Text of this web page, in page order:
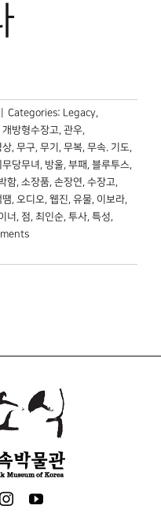
Categories: Legacy,
개방형수장고, 관우,
상, 무구, 무기 , 무복, 무속. 기도,
무당무녀 , 방울, 부패 , 블루투스,
함, 소장품, 손장연, 수장고,
땜, 오디오, 웹진, 유물, 이보라,
너 , 점, 최인순, 투사, 특성,